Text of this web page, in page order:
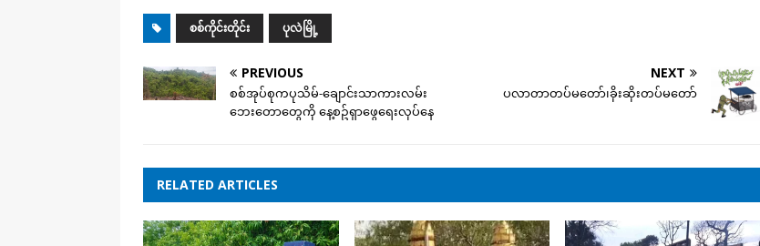
စစ်ကိုင်းတိုင်း ပုလဲမြို့
PREVIOUS
စစ်အုပ်စုကပုသိမ်-ချောင်းသာကားလမ်း
ဘေးတောတွေကို နေ့စဥ်ရှာဖွေရေးလုပ်နေ
NEXT
ပလာတာတပ်မတော်၊ခိုးဆိုးတပ်မတော်
RELATED ARTICLES